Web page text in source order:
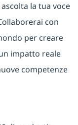
la tua voce
con
per creare
impatto reale
competenze